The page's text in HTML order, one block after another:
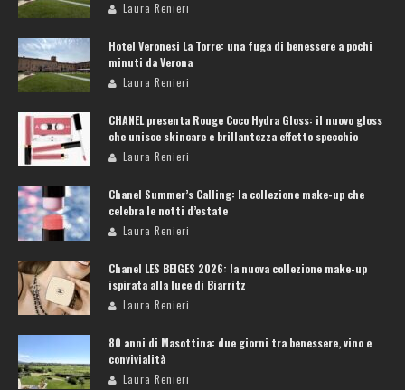
Laura Renieri
Hotel Veronesi La Torre: una fuga di benessere a pochi
minuti da Verona
Laura Renieri
CHANEL presenta Rouge Coco Hydra Gloss: il nuovo gloss
che unisce skincare e brillantezza effetto specchio
Laura Renieri
Chanel Summer’s Calling: la collezione make-up che
celebra le notti d’estate
Laura Renieri
Chanel LES BEIGES 2026: la nuova collezione make-up
ispirata alla luce di Biarritz
Laura Renieri
80 anni di Masottina: due giorni tra benessere, vino e
convivialità
Laura Renieri